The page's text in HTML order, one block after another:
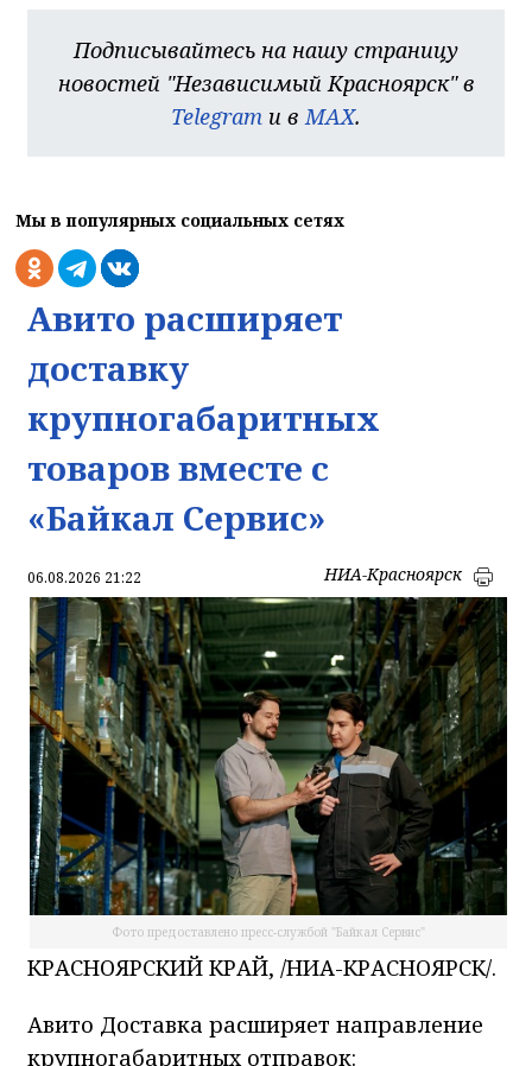
Подписывайтесь на нашу страницу
новостей "Независимый Красноярск" в
Telegram и в MAX.
Мы в популярных социальных сетях
Авито расширяет
доставку
крупногабаритных
товаров вместе с
«Байкал Сервис»
06.08.2026 21:22 НИА-Красноярск
Фото предоставлено пресс-службой "Байкал Сервис"
КРАСНОЯРСКИЙ КРАЙ, /НИА-КРАСНОЯРСК/.
Авито Доставка расширяет направление
крупногабаритных отправок: